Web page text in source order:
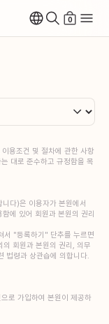
0
용조건 및 절차에 관한 사항
대로 준수하고 규정함을 목
다)은 이용자가 본원에서
에 있어 회원과 본원의 권리
서 "등록하기" 단추를 누르면
회원과 본원의 권리, 의무
법령과 상관습에 의합니다.
로 가입하여 본원이 제공하